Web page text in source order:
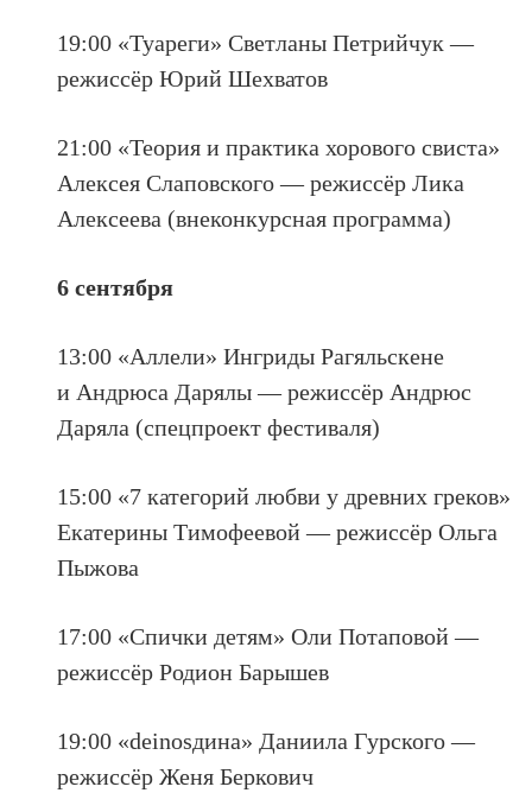
19:00 «Туареги» Светланы Петрийчук —
режиссёр Юрий Шехватов
21:00 «Теория и практика хорового свиста»
Алексея Слаповского — режиссёр Лика
Алексеева (внеконкурсная программа)
6 сентября
13:00 «Аллели» Ингриды Рагяльскене
и Андрюса Дарялы — режиссёр Андрюс
Даряла (спецпроект фестиваля)
15:00 «7 категорий любви у древних греков»
Екатерины Тимофеевой — режиссёр Ольга
Пыжова
17:00 «Спички детям» Оли Потаповой —
режиссёр Родион Барышев
19:00 «deinosдина» Даниила Гурского —
режиссёр Женя Беркович